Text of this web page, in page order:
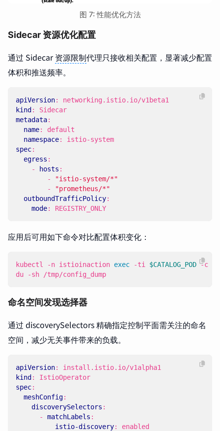
图 7: 性能优化方法
Sidecar 资源优化配置
通过 Sidecar资源限制代理只接收相关配置，显著减少配置
体积和推送频率。
apiVersion:
networking.istio.io/v1beta1
kind :
Sidecar
metadata:
name:
default
namespace:
istio-system
spec:
egress :
-
hosts :
-
"istio-system/*"
-
"prometheus/*"
outboundTrafficPolicy:
mode: REGISTRY_ONLY
应用后可用如下命令对比配置体积变化：
kubectl -n istioinaction exec -ti $CATALOG_POD
du -sh /tmp/config_dump
命名空间发现选择器
通过 discoverySelectors 精确指定控制平面需关注的命名
空间，减少无关事件带来的负载。
apiVersion:
install.istio.io/v1alpha1
kind :
IstioOperator
spec:
meshConfig:
discoverySelectors :
- matchLabels :
istio-discovery: enabled